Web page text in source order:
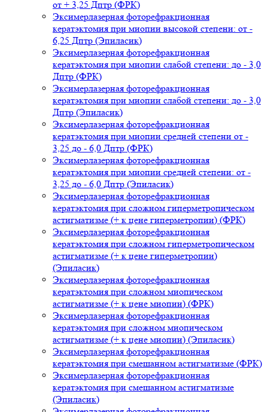
от + 3,25 Дптр (ФРК)
Эксимерлазерная фоторефракционная
кератэктомия при миопии высокой степени: от -
6,25 Дптр (Эпиласик)
Эксимерлазерная фоторефракционная
кератэктомия при миопии слабой степени: до - 3,0
Дптр (ФРК)
Эксимерлазерная фоторефракционная
кератэктомия при миопии слабой степени: до - 3,0
Дптр (Эпиласик)
Эксимерлазерная фоторефракционная
кератэктомия при миопии средней степени от -
3,25 до - 6,0 Дптр (ФРК)
Эксимерлазерная фоторефракционная
кератэктомия при миопии средней степени: от -
3,25 до - 6,0 Дптр (Эпиласик)
Эксимерлазерная фоторефракционная
кератэктомия при сложном гиперметропическом
астигматизме (+ к цене гиперметропии) (ФРК)
Эксимерлазерная фоторефракционная
кератэктомия при сложном гиперметропическом
астигматизме (+ к цене гиперметропии)
(Эпиласик)
Эксимерлазерная фоторефракционная
кератэктомия при сложном миопическом
астигматизме (+ к цене миопии) (ФРК)
Эксимерлазерная фоторефракционная
кератэктомия при сложном миопическом
астигматизме (+ к цене миопии) (Эпиласик)
Эксимерлазерная фоторефракционная
кератэктомия при смешанном астигматизме (ФРК)
Эксимерлазерная фоторефракционная
кератэктомия при смешанном астигматизме
(Эпиласик)